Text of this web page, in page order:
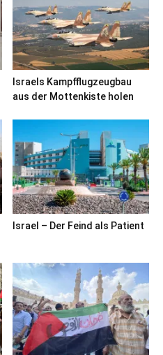
Israels Kampfflugzeugbau
aus der Mottenkiste holen
Israel – Der Feind als Patient